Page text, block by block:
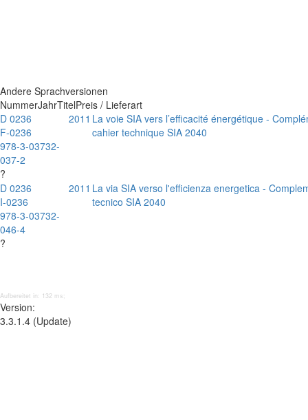
Andere Sprachversionen
NummerJahrTitelPreis / Lieferart
D 0236
F-0236
978-3-03732-
037-2
?
2011 La voie SIA vers l’efficacité énergétique -
cahier technique SIA 2040
D 0236
I-0236
978-3-03732-
046-4
?
2011 La via SIA verso l'efficienza energetica -
tecnico SIA 2040
Aufbereitet in: 132 ms;
Version:
3.3.1.4 (Update)